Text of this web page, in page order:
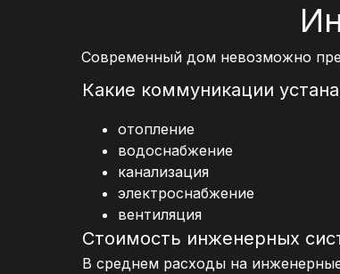
Современный дом невозможно
Какие коммуникации
отопление
водоснабжение
канализация
электроснабжение
вентиляция
Стоимость инженерных
В среднем расходы на